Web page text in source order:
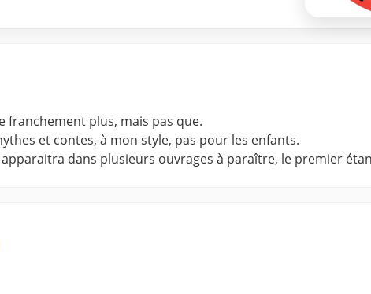
plus, mais pas que.
et contes, à mon style, pas pour les enfants.
dans plusieurs ouvrages à paraître, le premier